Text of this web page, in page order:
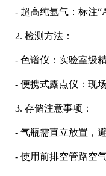
- 超高纯氩气：标注
2. 检测方法：
- 色谱仪：实验室级
- 便携式露点仪：现
3. 存储注意事项：
- 气瓶需直立放置，
- 使用前排空管路空